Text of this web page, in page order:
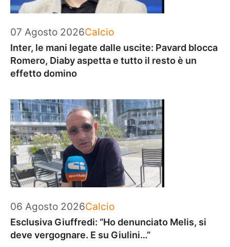
07 Agosto 2026Categorie
Calcio
Inter, le mani legate dalle uscite: Pavard blocca
Romero, Diaby aspetta e tutto il resto è un
effetto domino
06 Agosto 2026Categorie
Calcio
Esclusiva Giuffredi: “Ho denunciato Melis, si
deve vergognare. E su Giulini…”